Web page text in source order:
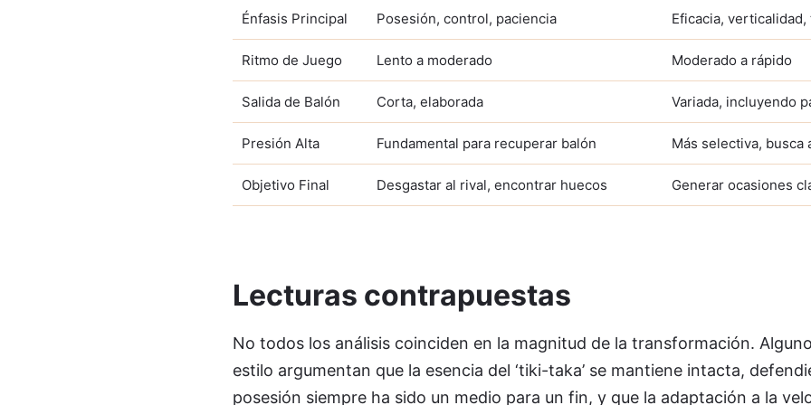
Énfasis Principal Posesión, control, paciencia Eficacia,
Ritmo de Juego Lento a moderado Moderado a rápido
Salida de Balón Corta, elaborada Variada, incluyendo
Presión Alta Fundamental para recuperar balón Más selectiva, busca
Objetivo Final Desgastar al rival, encontrar huecos Generar ocasiones
Lecturas contrapuestas
No todos los análisis coinciden en la magnitud de la transformación.
estilo argumentan que la esencia del ‘tiki-taka’ se mantiene intacta,
posesión siempre ha sido un medio para un fin, y que la adaptación a la